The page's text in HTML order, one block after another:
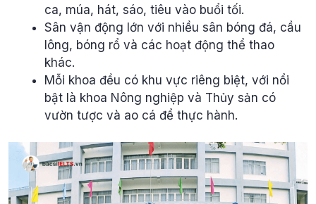
ca, múa, hát, sáo, tiêu vào buổi tối.
Sân vận động lớn với nhiều sân bóng đá, cầu
lông, bóng rổ và các hoạt động thể thao
khác.
Mỗi khoa đều có khu vực riêng biệt, với nổi
bật là khoa Nông nghiệp và Thủy sản có
vườn tược và ao cá để thực hành.